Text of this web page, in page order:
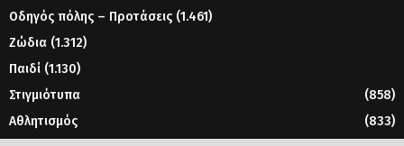
Οδηγός πόλης – Προτάσεις (1.461)
Ζώδια (1.312)
Παιδί (1.130)
Στιγμιότυπα
(858)
Αθλητισμός
(833)